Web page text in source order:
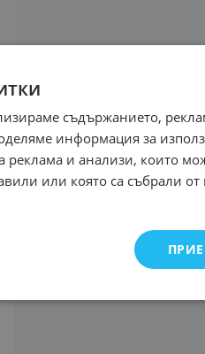
съдържанието,
информация за
реклама и анализи, които
или която са събрали